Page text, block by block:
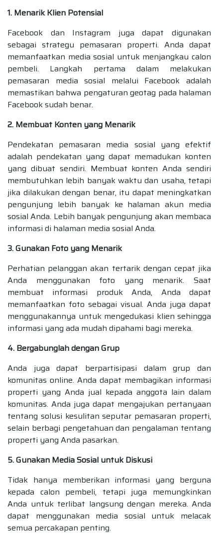
1. Menarik Klien Potensial
Facebook dan Instagram juga dapat digunakan
sebagai strategu pemasaran properti. Anda dapat
memanfaatkan media sosial untuk menjangkau calon
pembeli. Langkah pertama dalam melakukan
pemasaran media sosial melalui Facebook adalah
memastikan bahwa pengaturan geotag pada halaman
Facebook sudah benar.
2. Membuat Konten yang Menarik
Pendekatan pemasaran media sosial yang efektif
adalah pendekatan yang dapat memadukan konten
yang dibuat sendiri. Membuat konten Anda sendiri
membutuhkan lebih banyak waktu dan usaha, tetapi
jika dilakukan dengan benar, itu dapat meningkatkan
pengunjung lebih banyak ke halaman akun media
sosial Anda. Lebih banyak pengunjung akan membaca
informasi di halaman media sosial Anda.
3. Gunakan Foto yang Menarik
Perhatian pelanggan akan tertarik dengan cepat jika
Anda menggunakan foto yang menarik. Saat
membuat informasi produk Anda, Anda dapat
memanfaatkan foto sebagai visual. Anda juga dapat
menggunakannya untuk mengedukasi klien sehingga
informasi yang ada mudah dipahami bagi mereka.
4. Bergabunglah dengan Grup
Anda juga dapat berpartisipasi dalam grup dan
komunitas online. Anda dapat membagikan informasi
properti yang Anda jual kepada anggota lain dalam
komunitas. Anda juga dapat mengajukan pertanyaan
tentang solusi kesulitan seputar pemasaran properti,
selain berbagi pengetahuan dan pengalaman tentang
properti yang Anda pasarkan.
5. Gunakan Media Sosial untuk Diskusi
Tidak hanya memberikan informasi yang berguna
kepada calon pembeli, tetapi juga memungkinkan
Anda untuk terlibat langsung dengan mereka. Anda
dapat menggunakan media sosial untuk melacak
semua percakapan penting.